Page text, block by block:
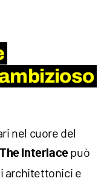
nel cuore del
The Interlace può
architettonici e